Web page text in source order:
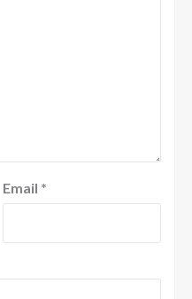
Email *